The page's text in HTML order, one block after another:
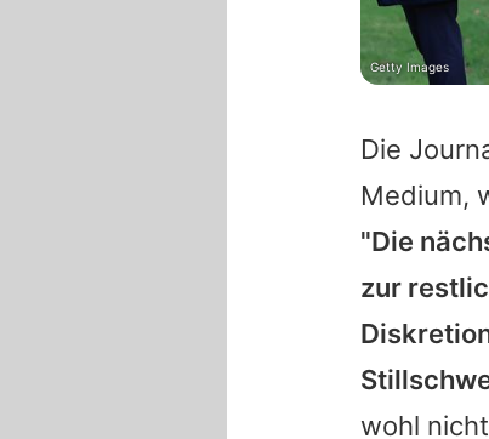
Die
Medium,
"Die
zur
wohl
Getty Images